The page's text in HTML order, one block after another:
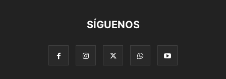
SÍGUENOS